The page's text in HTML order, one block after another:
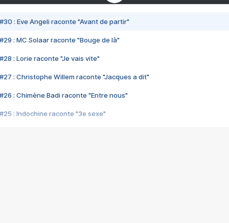
#30 : Eve Angeli raconte "Avant de partir"
#29 : MC Solaar raconte "Bouge de là"
#28 : Lorie raconte "Je vais vite"
#27 : Christophe Willem raconte "Jacques a dit"
#26 : Chimène Badi raconte "Entre nous"
#25 : Indochine raconte "3e sexe"